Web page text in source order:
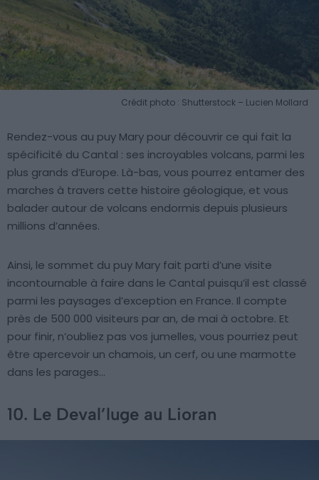
Crédit photo : Shutterstock – Lucien Mollard
Rendez-vous au puy Mary pour découvrir ce qui fait la
spécificité du Cantal : ses incroyables volcans, parmi les
plus grands d’Europe. Là-bas, vous pourrez entamer des
marches à travers cette histoire géologique, et vous
balader autour de volcans endormis depuis plusieurs
millions d’années.
Ainsi, le sommet du puy Mary fait parti d’une visite
incontournable à faire dans le Cantal puisqu’il est classé
parmi les paysages d’exception en France. Il compte
près de 500 000 visiteurs par an, de mai à octobre. Et
pour finir, n’oubliez pas vos jumelles, vous pourriez peut
être apercevoir un chamois, un cerf, ou une marmotte
dans les parages…
10. Le Deval’luge au Lioran